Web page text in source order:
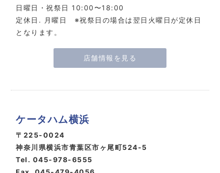
日曜日・祝祭日 10:00〜18:00
定休日. 月曜日 ※祝祭日の場合は翌日火曜日が定休日
となります。
店舗情報を見る
ケータハム横浜
〒225-0024
神奈川県横浜市青葉区市ヶ尾町524-5
Tel. 045-978-6555